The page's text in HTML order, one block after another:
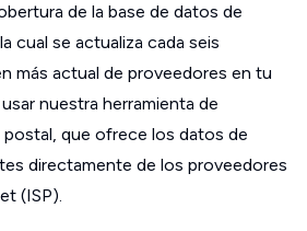
de la base de datos de
cual se actualiza cada seis
más actual de proveedores en tu
nuestra herramienta de
que ofrece los datos de
directamente de los proveedores
(ISP).